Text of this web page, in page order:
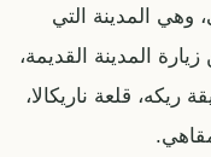
وهي المدينة التي
المدينة القديمة،
ريكه، قلعة ناريكالا،